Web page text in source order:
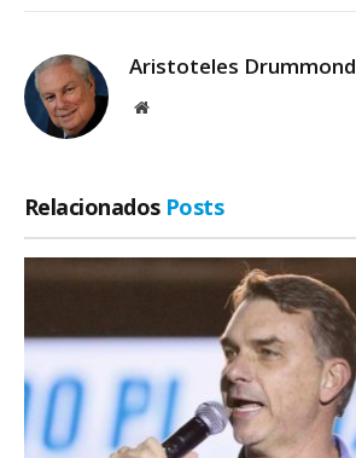
Aristoteles Drummond
Site
Relacionados Posts